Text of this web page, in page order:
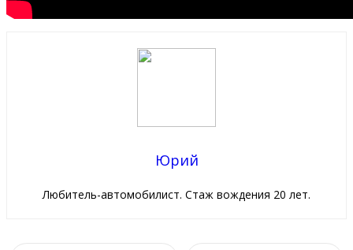
Юрий
Любитель-автомобилист. Стаж вождения 20 лет.